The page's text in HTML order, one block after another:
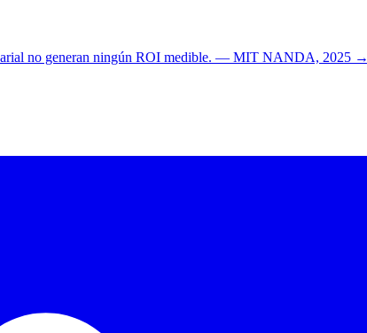
no generan ningún ROI medible. — MIT NANDA, 2025 →